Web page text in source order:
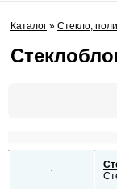
Каталог » Стекло,